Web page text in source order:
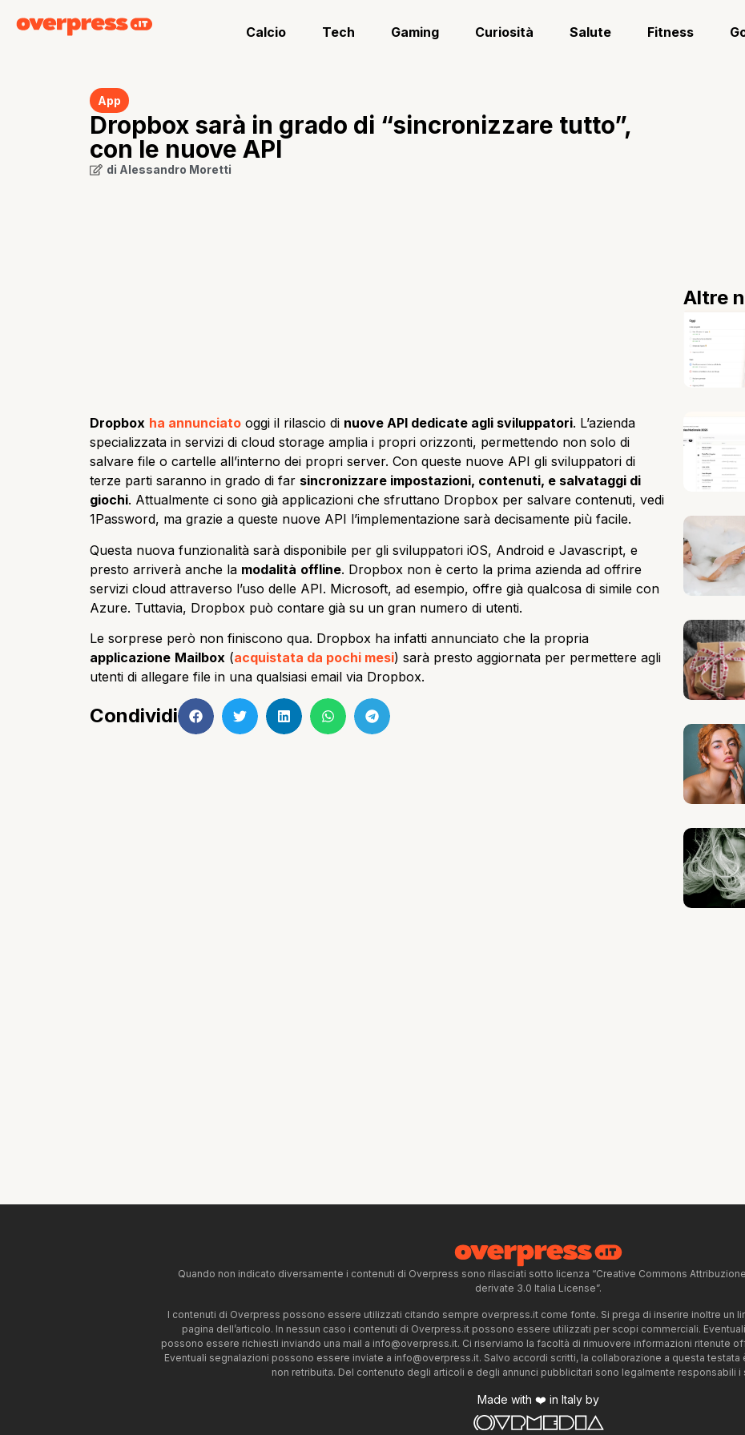
Calcio Tech Gaming Curiosità Salute Fitness
App
Dropbox sarà in grado di “sincronizzare tutto”,
con le nuove API
di Alessandro Moretti
Dropbox ha annunciato oggi il rilascio di nuove API dedicate agli sviluppatori. L’azienda
specializzata in servizi di cloud storage amplia i propri orizzonti, permettendo non solo di
salvare file o cartelle all’interno dei propri server. Con queste nuove API gli sviluppatori di
terze parti saranno in grado di far sincronizzare impostazioni, contenuti, e salvataggi di
giochi. Attualmente ci sono già applicazioni che sfruttano Dropbox per salvare contenuti, vedi
1Password, ma grazie a queste nuove API l’implementazione sarà decisamente più facile.
Questa nuova funzionalità sarà disponibile per gli sviluppatori iOS, Android e Javascript, e
presto arriverà anche la modalità offline. Dropbox non è certo la prima azienda ad offrire
servizi cloud attraverso l’uso delle API. Microsoft, ad esempio, offre già qualcosa di simile con
Azure. Tuttavia, Dropbox può contare già su un gran numero di utenti.
Le sorprese però non finiscono qua. Dropbox ha infatti annunciato che la propria
applicazione Mailbox (acquistata da pochi mesi) sarà presto aggiornata per permettere agli
utenti di allegare file in una qualsiasi email via Dropbox.
Condividi
Altre
Quando non indicato diversamente i contenuti di Overpress sono rilasciati sotto licenza “Creative Commons
derivate 3.0 Italia License”.
I contenuti di Overpress possono essere utilizzati citando sempre overpress.it come fonte. Si prega di inserire inoltre un
pagina dell’articolo. In nessun caso i contenuti di Overpress.it possono essere utilizzati per scopi commerciali.
possono essere richiesti inviando una mail a info@overpress.it. Ci riserviamo la facoltà di rimuovere informazioni ritenute
Eventuali segnalazioni possono essere inviate a info@overpress.it. Salvo accordi scritti, la collaborazione a questa
non retribuita. Del contenuto degli articoli e degli annunci pubblicitari sono legalmente responsabili i
Made with ❤️ in Italy by